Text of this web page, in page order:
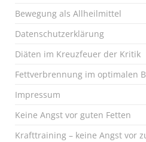
Bewegung als Allheilmittel
Datenschutzerklärung
Diäten im Kreuzfeuer der Kritik
Fettverbrennung im optimalen
Impressum
Keine Angst vor guten Fetten
Krafttraining – keine Angst vor